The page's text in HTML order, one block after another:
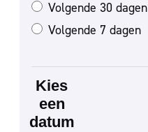
Volgende 30 dagen
Volgende 7 dagen
Kies
een
datum